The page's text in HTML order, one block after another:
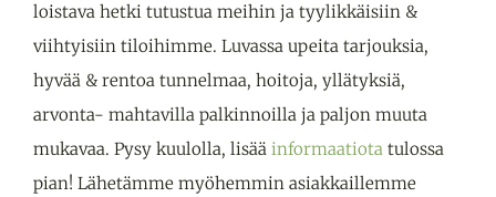
loistava hetki tutustua meihin ja tyylikkäisiin &
viihtyisiin tiloihimme. Luvassa upeita tarjouksia,
hyvää & rentoa tunnelmaa, hoitoja, yllätyksiä,
arvonta- mahtavilla palkinnoilla ja paljon muuta
mukavaa. Pysy kuulolla, lisää informaatiota tulossa
pian! Lähetämme myöhemmin asiakkaillemme